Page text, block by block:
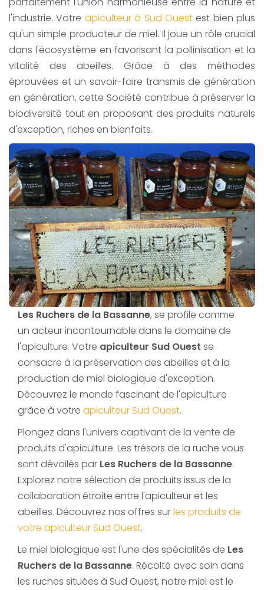
l'industrie. Votre apiculteur à Sud Ouestest bien plus
qu'un simple producteur de miel. Il joue un rôle crucial
dans l'écosystème en favorisant la pollinisation et la
vitalité des abeilles. Grâce à des méthodes
éprouvées et un savoir-faire transmis de génération
en génération, cette Société contribue à préserver la
biodiversité tout en proposant des produits naturels
d'exception, riches en bienfaits.
Les Ruchers de la Bassanne, se profile comme
un acteur incontournable dans le domaine de
l'apiculture. Votre apiculteur Sud Ouest se
consacre à la préservation des abeilles et à la
production de miel biologique d'exception.
Découvrez le monde fascinant de l'apiculture
grâce à votre apiculteur Sud Ouest.
Plongez dans l'univers captivant de la vente de
produits d'apiculture. Les trésors de la ruche vous
sont dévoilés par Les Ruchers de la Bassanne.
Explorez notre sélection de produits issus de la
collaboration étroite entre l'apiculteur et les
abeilles. Découvrez nos offres surles produits de
votre apiculteur Sud Ouest.
Le miel biologique est l'une des spécialités de Les
Ruchers de la Bassanne. Récolté avec soin dans
les ruches situées à Sud Ouest, notre miel est le